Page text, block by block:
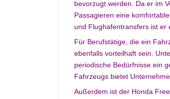
bevorzugt werden. Da er im
Passagieren eine
und Flughafentransfers ist er
Für Berufstätige, die ein
ebenfalls vorteilhaft sein.
periodische Bedürfnisse ein
Fahrzeugs bietet
Außerdem ist der Honda